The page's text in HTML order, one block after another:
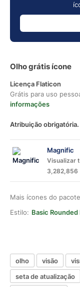
Olho grátis ícone
Licença Flaticon
Grátis para uso
informações
Atribuição obrigatória.
Magnific
Visualizar
3,282,856
Mais ícones do pacote
Estilo: Basic Rounded
olho visão
seta de atualização